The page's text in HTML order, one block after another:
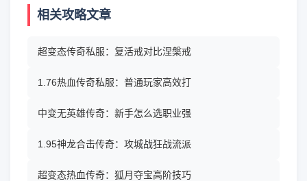
相关攻略文章
超变态传奇私服：复活戒对比涅槃戒
1.76热血传奇私服：普通玩家高效打
中变无英雄传奇：新手怎么选职业强
1.95神龙合击传奇：攻城战狂战流派
超变态热血传奇：狐月夺宝高阶技巧